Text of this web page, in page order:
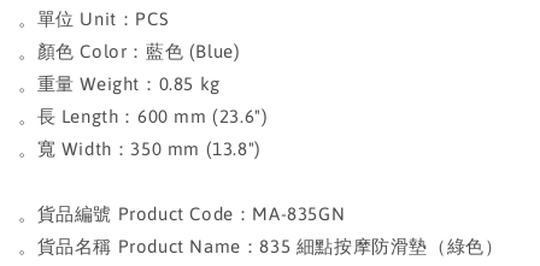
。單位 Unit：PCS
。顏色 Color：藍色 (Blue)
。重量 Weight：0.85 kg
。長 Length：600 mm (23.6")
。寬 Width：350 mm (13.8")
。貨品編號 Product Code：MA-835GN
。貨品名稱 Product Name：835 細點按摩防滑墊（綠色）